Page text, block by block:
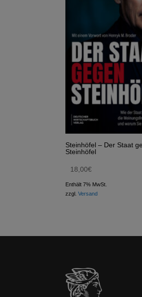
Steinhöfel – Der Staat
Steinhöfel
18,00€
Enthält 7% MwSt.
zzgl.Versand